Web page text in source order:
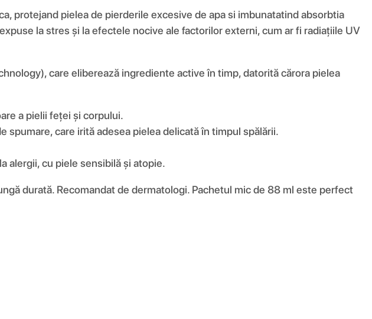
protejand pielea de pierderile excesive de apa si imbunatatind absorbtia
la stres și la efectele nocive ale factorilor externi, cum ar fi radiațiile UV
care eliberează ingrediente active în timp, datorită cărora pielea
a pielii feței și corpului.
care irită adesea pielea delicată în timpul spălării.
alergii, cu piele sensibilă și atopie.
durată. Recomandat de dermatologi. Pachetul mic de 88 ml este perfect